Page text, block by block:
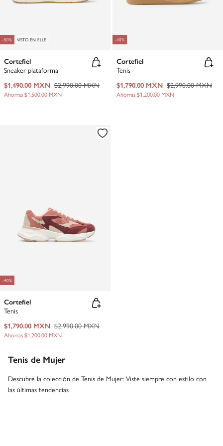
-50% VISTO EN ELLE
Cortefiel
Sneaker plataforma
$1,490.00 MXN $2,990.00 MXN
Ahorras$1,500.00 MXN
-40%
Cortefiel
Tenis
$1,790.00 MXN $2,990.00 MXN
Ahorras$1,200.00 MXN
-40%
Cortefiel
Tenis
$1,790.00 MXN $2,990.00 MXN
Ahorras$1,200.00 MXN
Tenis de Mujer
Descubre la colección de Tenis de Mujer: Viste siempre con estilo con
las últimas tendencias